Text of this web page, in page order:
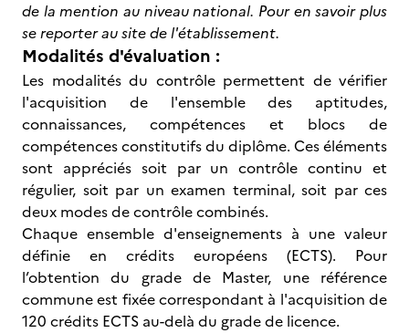
de la mention au niveau national. Pour en savoir plus
se reporter au site de l'établissement.
Modalités d'évaluation :
Les modalités du contrôle permettent de vérifier
l'acquisition de l'ensemble des aptitudes,
connaissances, compétences et blocs de
compétences constitutifs du diplôme. Ces éléments
sont appréciés soit par un contrôle continu et
régulier, soit par un examen terminal, soit par ces
deux modes de contrôle combinés.
Chaque ensemble d'enseignements à une valeur
définie en crédits européens (ECTS). Pour
l’obtention du grade de Master, une référence
commune est fixée correspondant à l'acquisition de
120 crédits ECTS au-delà du grade de licence.